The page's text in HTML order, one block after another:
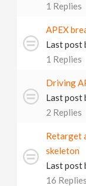
1 Replies
APEX
Last post
1 Replies
Driving
Last post
2 Replies
Retarget
skeleton
Last post
16 Replies